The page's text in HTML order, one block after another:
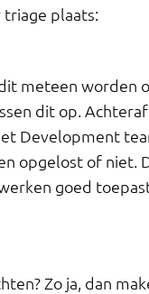
plaats:
meteen worden
dit op.
Development
opgelost of niet.
goed
Zo ja, dan